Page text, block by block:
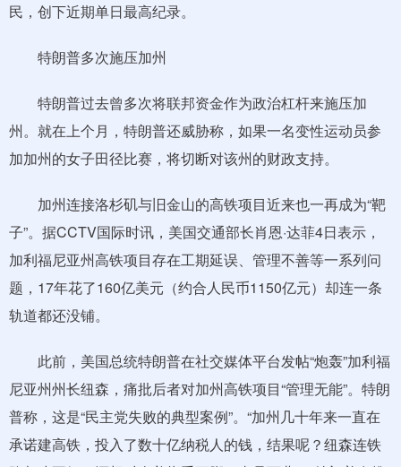
民，创下近期单日最高纪录。
特朗普多次施压加州
特朗普过去曾多次将联邦资金作为政治杠杆来施压加
州。就在上个月，特朗普还威胁称，如果一名变性运动员参
加加州的女子田径比赛，将切断对该州的财政支持。
加州连接洛杉矶与旧金山的高铁项目近来也一再成为“靶
子”。据CCTV国际时讯，美国交通部长肖恩·达菲4日表示，
加利福尼亚州高铁项目存在工期延误、管理不善等一系列问
题，17年花了160亿美元（约合人民币1150亿元）却连一条
轨道都还没铺。
此前，美国总统特朗普在社交媒体平台发帖“炮轰”加利福
尼亚州州长纽森，痛批后者对加州高铁项目“管理无能”。特朗
普称，这是“民主党失败的典型案例”。“加州几十年来一直在
承诺建高铁，投入了数十亿纳税人的钱，结果呢？纽森连铁